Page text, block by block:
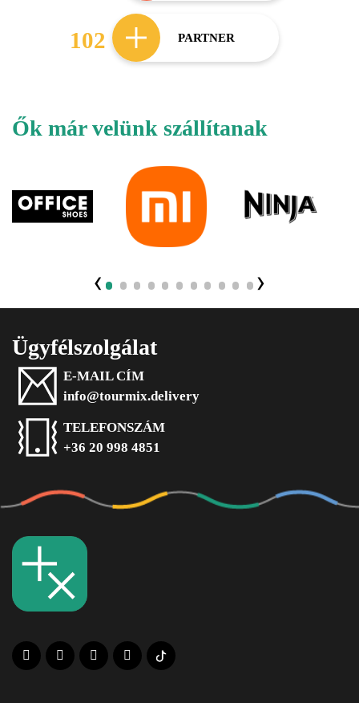
102 PARTNER
Ők már velünk szállítanak
‹ ›
Ügyfélszolgálat
E-MAIL CÍM
info@tourmix.delivery
TELEFONSZÁM
+36 20 998 4851